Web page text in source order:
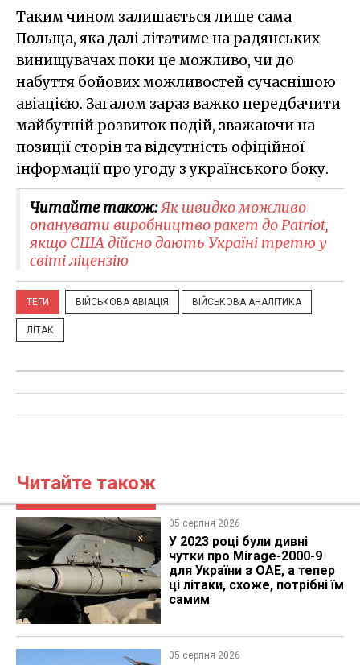
Таким чином залишається лише сама
Польща, яка далі літатиме на радянських
винищувачах поки це можливо, чи до
набуття бойових можливостей сучаснішою
авіацією. Загалом зараз важко передбачити
майбутній розвиток подій, зважаючи на
позиції сторін та відсутність офіційної
інформації про угоду з українського боку.
Читайте також:Як швидко можливо
опанувати виробництво ракет до Patriot,
якщо США дійсно дають Україні третю у
світі ліцензію
ТЕГИ ВІЙСЬКОВА АВІАЦІЯ ВІЙСЬКОВА АНАЛІТИКА
ЛІТАК
Читайте також
05 серпня 2026
У 2023 році були дивні
чутки про Mirage-2000-9
для України з ОАЕ, а тепер
ці літаки, схоже, потрібні їм
самим
05 серпня 2026